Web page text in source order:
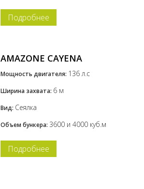
Подробнее
AMAZONE CAYENA
Мощность двигателя: 136 л.с
Ширина захвата: 6 м
Вид: Сеялка
Объем бункера: 3600 и 4000 куб.м
Подробнее